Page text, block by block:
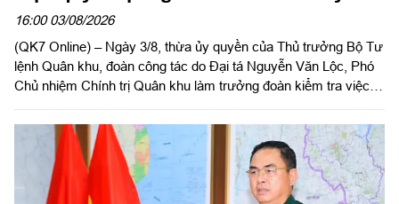
PTKV tại TP Đồng Nai và tỉnh Lâm Đồng
16:00 03/08/2026
(QK7 Online) – Ngày 3/8, thừa ủy quyền của Thủ trưởng Bộ Tư
lệnh Quân khu, đoàn công tác do Đại tá Nguyễn Văn Lộc, Phó
Chủ nhiệm Chính trị Quân khu làm trưởng đoàn kiểm tra việc
PTKV, điều chuyển, thành lập các đơn vị trực thuộc Bộ CHQS
TP Đồng Nai và Bộ CHQS tỉnh Lâm Đồng.